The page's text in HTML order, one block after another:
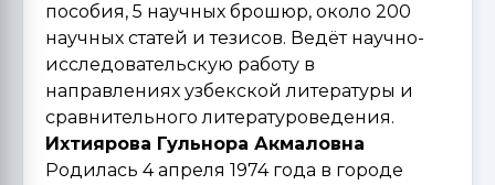
пособия, 5 научных брошюр, около 200
научных статей и тезисов. Ведёт научно-
исследовательскую работу в
направлениях узбекской литературы и
сравнительного литературоведения.
Ихтиярова Гульнора Акмаловна
Родилась 4 апреля 1974 года в городе